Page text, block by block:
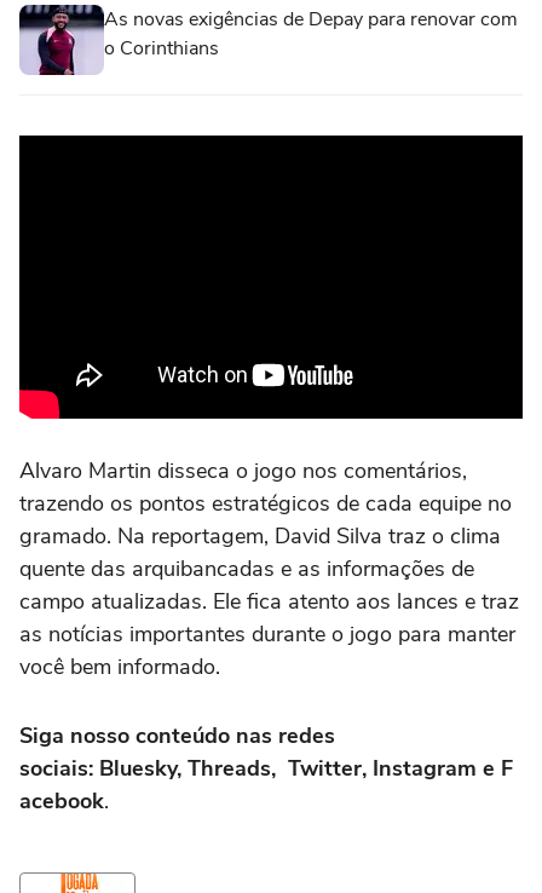
As novas exigências de Depay para renovar com
o Corinthians
Alvaro Martin disseca o jogo nos comentários,
trazendo os pontos estratégicos de cada equipe no
gramado. Na reportagem, David Silva traz o clima
quente das arquibancadas e as informações de
campo atualizadas. Ele fica atento aos lances e traz
as notícias importantes durante o jogo para manter
você bem informado.
Siga nosso conteúdo nas redes
sociais: Bluesky, Threads, Twitter, Instagram e F
acebook.